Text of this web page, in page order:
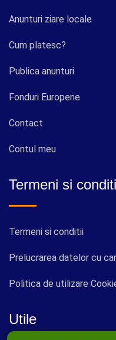
Anunturi ziare locale
Cum platesc?
Publica anunturi
Fonduri Europene
Contact
Contul meu
Termeni si
Termeni si conditii
Prelucrarea datelor cu
Politica de utilizare
Utile